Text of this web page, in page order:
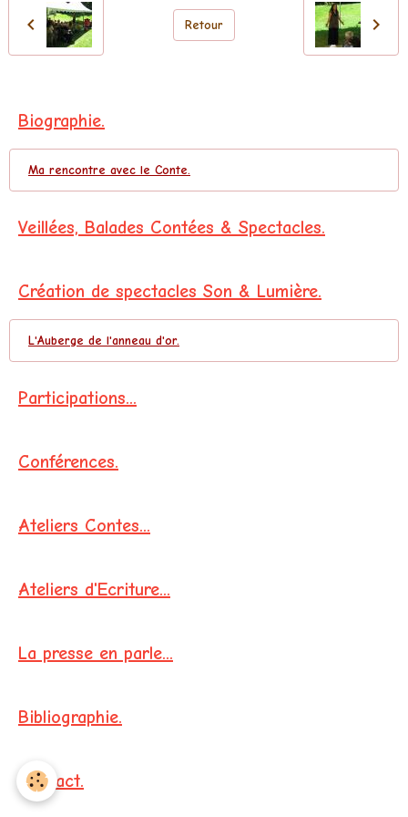
Retour
Biographie.
Ma rencontre avec le Conte.
Veillées, Balades Contées & Spectacles.
Création de spectacles Son & Lumière.
L'Auberge de l'anneau d'or.
Participations...
Conférences.
Ateliers Contes...
Ateliers d'Ecriture...
La presse en parle...
Bibliographie.
Contact.